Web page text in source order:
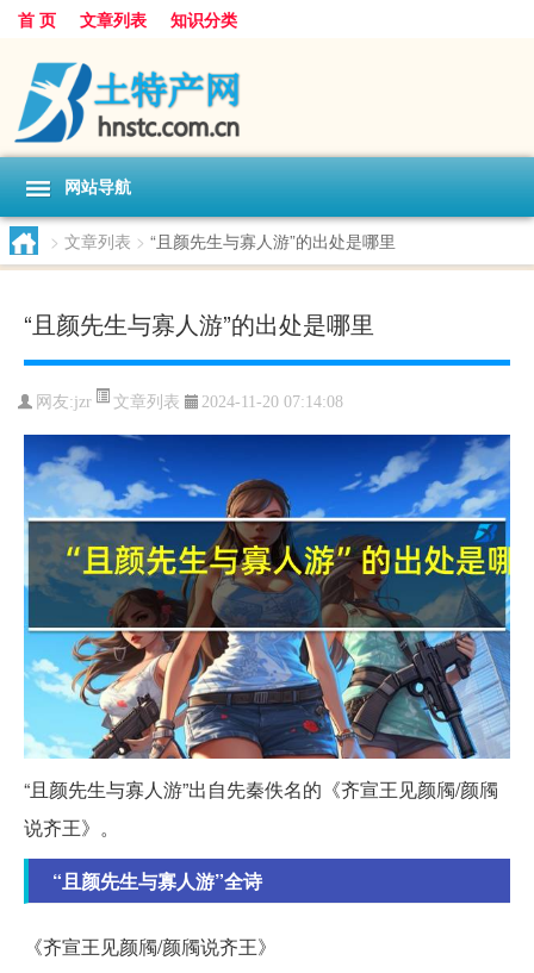
首 页 文章列表 知识分类
网站导航
> 文章列表 > “且颜先生与寡人游”的出处是哪里
“且颜先生与寡人游”的出处是哪里
网友:jzr 文章列表 2024-11-20 07:14:08
“且颜先生与寡人游”出自先秦佚名的《齐宣王见颜斶/颜斶
说齐王》。
“且颜先生与寡人游”全诗
《齐宣王见颜斶/颜斶说齐王》